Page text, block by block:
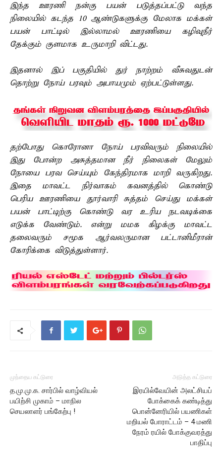
இந்த ஊரணி நன்கு பயன் படுத்தப்பட்டு வந்த
நிலையில் கடந்த 10 ஆண்டுகளுக்கு மேலாக மக்கள்
பயன் பாட்டில் இல்லாமல் ஊரணியை கழிவுநீர்
தேக்கும் குளமாக உருமாறி விட்டது.
இதனால் இப் பகுதியில் துர் நாற்றம் வீசுவதுடன்
தொற்று நோய் பரவும் அபாயமும் ஏற்பட்டுள்ளது.
தற்போது கொரோனா நோய் பரவிவரும் நிலையில்
இது போன்ற அசுத்தமான நீர் நிலைகள் மேலும்
நோயை பரவ செய்யும் கேந்திரமாக மாறி வருகிறது.
இதை மாவட்ட நிர்வாகம் கவனத்தில் கொண்டு
பெரிய ஊரணியை தூர்வாரி சுத்தம் செய்து மக்கள்
பயன் பாட்டிற்கு கொண்டு வர உரிய நடவடிக்கை
எடுக்க வேண்டும். என்று மமக கிழக்கு மாவட்ட
தலைவரும் சமூக ஆர்வலருமான பட்டானிமீரான்
கோரிக்கை விடுத்துள்ளார்.
முந்தைய கட்டுரை
த.மு.மு.க. சார்பில் வாழ்வியல்
பயிற்சி முகாம் – மாநில
செயலாளர் பங்கேற்பு !
அடுத்த கட்டுரை
இரயில்வேயின் அலட்சியப்
போக்கைக் கண்டித்து
பொன்னேரியில் பயணிகள்
மறியல் போராட்டம் – 4 மணி
நேரம் ரயில் போக்குவரத்து
பாதிப்பு